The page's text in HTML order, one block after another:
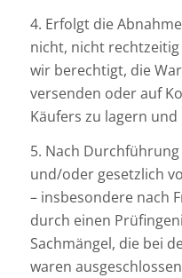
4. Erfolgt die
nicht, nicht
wir berechtigt, die
versenden oder auf
Käufers zu lagern
5. Nach
und/oder gesetzlich
– insbesondere nach
durch einen
Sachmängel, die bei
waren